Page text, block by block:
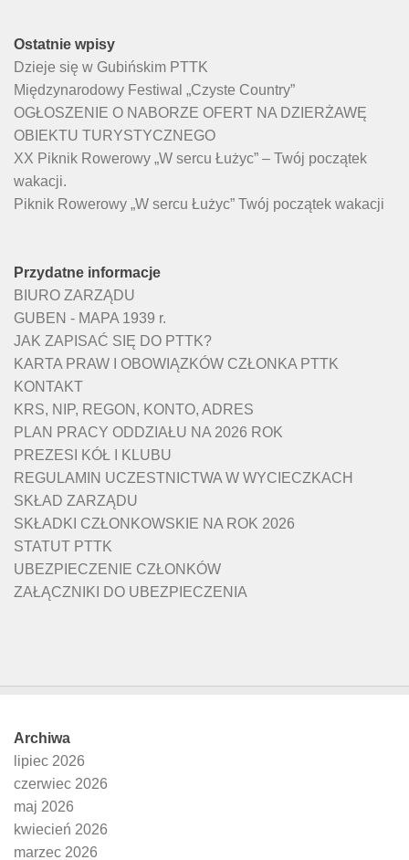
Ostatnie wpisy
Dzieje się w Gubińskim PTTK
Międzynarodowy Festiwal „Czyste Country”
OGŁOSZENIE O NABORZE OFERT NA DZIERŻAWĘ
OBIEKTU TURYSTYCZNEGO
XX Piknik Rowerowy „W sercu Łużyc” – Twój początek
wakacji.
Piknik Rowerowy „W sercu Łużyc” Twój początek wakacji
Przydatne informacje
BIURO ZARZĄDU
GUBEN - MAPA 1939 r.
JAK ZAPISAĆ SIĘ DO PTTK?
KARTA PRAW I OBOWIĄZKÓW CZŁONKA PTTK
KONTAKT
KRS, NIP, REGON, KONTO, ADRES
PLAN PRACY ODDZIAŁU NA 2026 ROK
PREZESI KÓŁ I KLUBU
REGULAMIN UCZESTNICTWA W WYCIECZKACH
SKŁAD ZARZĄDU
SKŁADKI CZŁONKOWSKIE NA ROK 2026
STATUT PTTK
UBEZPIECZENIE CZŁONKÓW
ZAŁĄCZNIKI DO UBEZPIECZENIA
Archiwa
lipiec 2026
czerwiec 2026
maj 2026
kwiecień 2026
marzec 2026